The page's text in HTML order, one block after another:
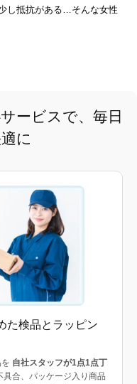
し抵抗がある…そんな女性
ービスで、毎日
に
た検品とラッピン
自社スタッフが1点1点丁
合、パッケージ入り商品